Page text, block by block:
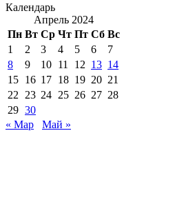
Календарь
Апрель 2024
Пн Вт Ср Чт Пт Сб Вс
1
2 3 4 5 6
7
8
9 10 11 12 13 14
15 16 17 18 19 20 21
22
23 24 25 26 27 28
29 30
« Мар
Май »